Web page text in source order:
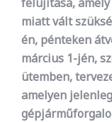
miatt vált
én, pénteken
március 1-jén,
ütemben,
amelyen